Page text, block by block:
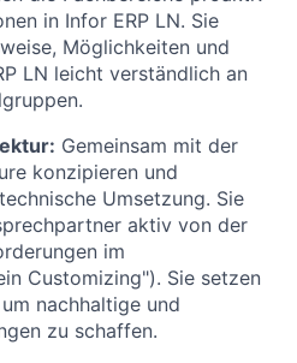
in Infor ERP LN. Sie
Möglichkeiten und
LN leicht verständlich an
Gemeinsam mit der
konzipieren und
Umsetzung. Sie
aktiv von der
im
Customizing"). Sie setzen
nachhaltige und
zu schaffen.